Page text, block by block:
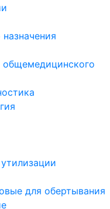
для обертывания